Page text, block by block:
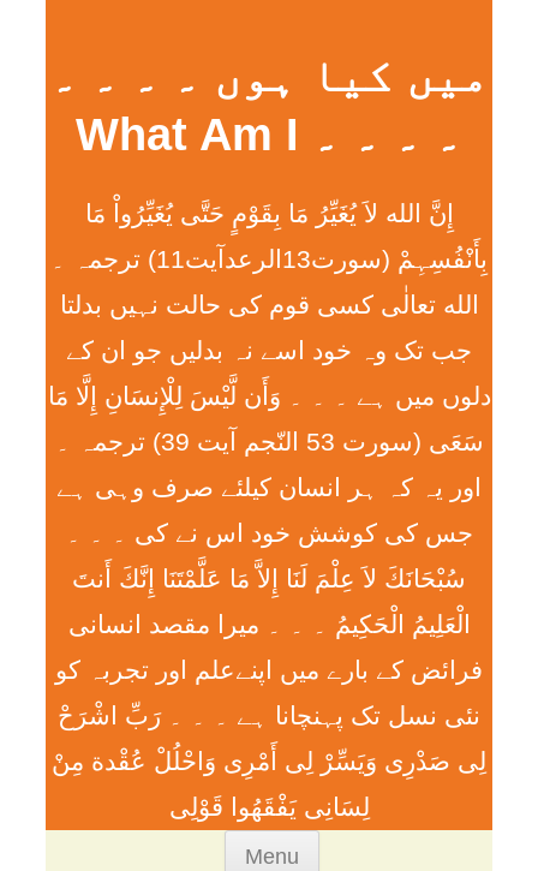
میں کیا ہوں ۔ ۔ ۔ ۔
۔ ۔ ۔ ۔ What Am I
إِنَّ الله لاَ يُغَيِّرُ مَا بِقَوْمٍ حَتَّی يُغَيِّرُواْ مَا
بِأَنْفُسِہِمْ (سورت13الرعدآیت11) ترجمہ ۔
الله تعالٰی کسی قوم کی حالت نہیں بدلتا
جب تک وہ خود اسے نہ بدلیں جو ان کے
دلوں میں ہے ۔ ۔ ۔ وَأَن لَّيْسَ لِلْإِنسَانِ إِلَّا مَا
سَعَی (سورت 53 النّجم آیت 39) ترجمہ ۔
اور یہ کہ ہر انسان کیلئے صرف وہی ہے
جس کی کوشش خود اس نے کی ۔ ۔ ۔
سُبْحَانَكَ لاَ عِلْمَ لَنَا إِلاَّ مَا عَلَّمْتَنَا إِنَّكَ أَنتَ
الْعَلِيمُ الْحَكِيمُ ۔ ۔ ۔ ميرا مقصد انسانی
فرائض کے بارے میں اپنےعلم اور تجربہ کو
نئی نسل تک پہنچانا ہے ۔ ۔ ۔ رَبِّ اشْرَحْ
لِی صَدْرِی وَيَسِّرْ لِی أَمْرِی وَاحْلُلْ عُقْدة مِنْ
لِسَانِی يَفْقَھُوا قَوْلِی
Menu